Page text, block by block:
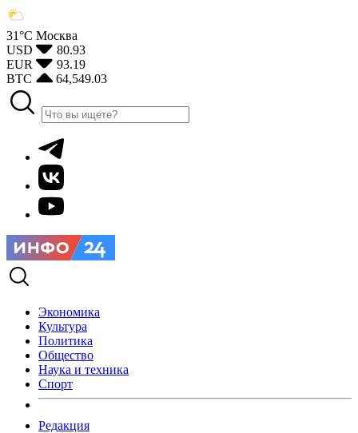
31°С Москва
USD
80.93
EUR
93.19
BTC
64,549.03
Экономика
Культура
Политика
Общество
Наука и техника
Спорт
Редакция